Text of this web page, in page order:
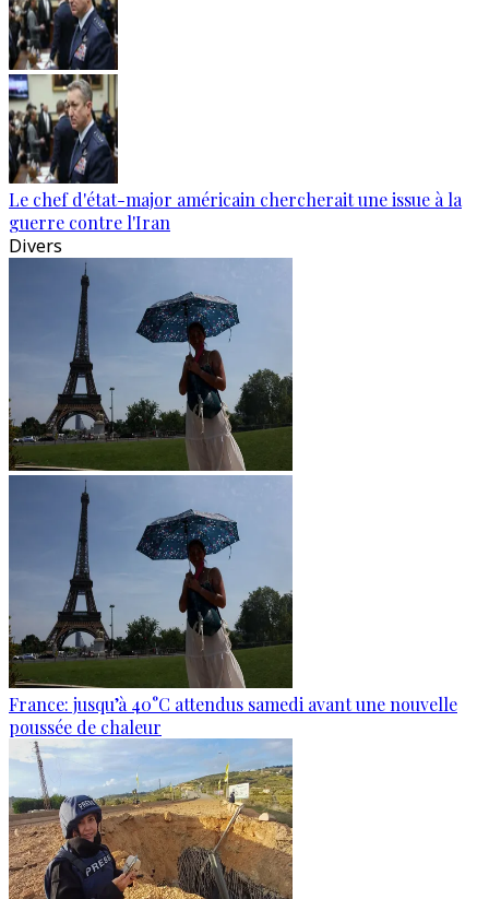
Le chef d'état-major américain chercherait une issue à la
guerre contre l'Iran
Divers
France: jusqu’à 40°C attendus samedi avant une nouvelle
poussée de chaleur